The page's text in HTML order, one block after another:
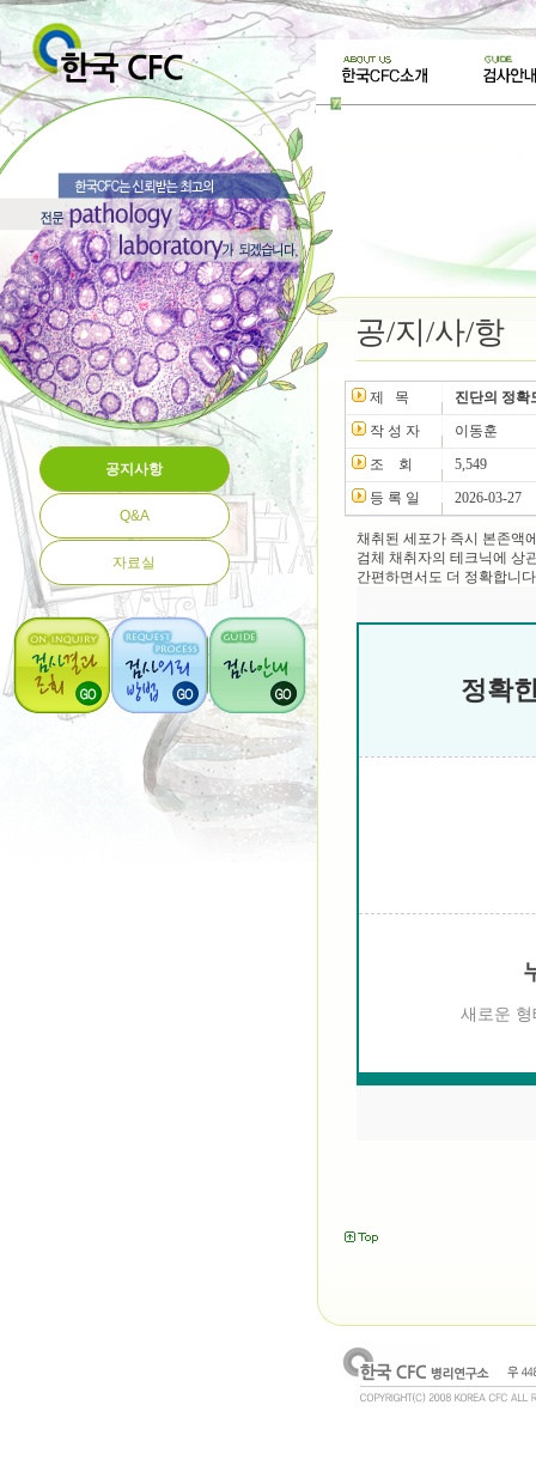
공지사항
Q&A
자료실
공/지/사/항
제 목
진단의 정확
작 성 자
이동훈
조 회
5,549
등 록 일
2026-03-27
채취된 세포가 즉시 본존액
검체 채취자의 테크닉에 상
간편하면서도 더 정확합니
정확
새로운